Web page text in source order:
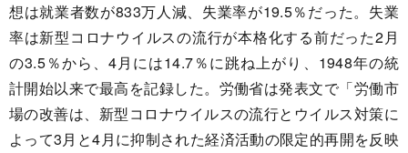
想は就業者数が833万人減、失業率が19.5％だった。失業
率は新型コロナウイルスの流行が本格化する前だった2月
の3.5％から、4月には14.7％に跳ね上がり、1948年の統
計開始以来で最高を記録した。労働省は発表文で「労働市
場の改善は、新型コロナウイルスの流行とウイルス対策に
よって3月と4月に抑制された経済活動の限定的再開を反映